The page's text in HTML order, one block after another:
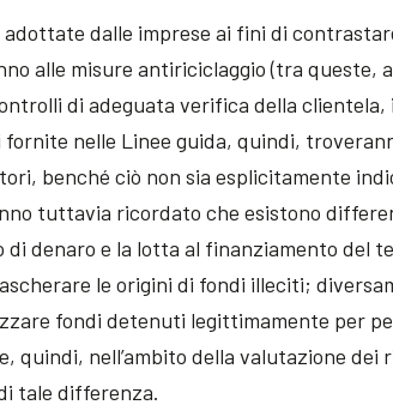
dalle imprese ai fini di
alle misure antiriciclaggio (tra queste,
di adeguata verifica della clientela,
nelle Linee guida, quindi,
benché ciò non sia esplicitamente
tuttavia ricordato che esistono
di denaro e la lotta al finanziamento del
le origini di fondi illeciti;
fondi detenuti legittimamente per
quindi, nell’ambito della valutazione dei
tale differenza.